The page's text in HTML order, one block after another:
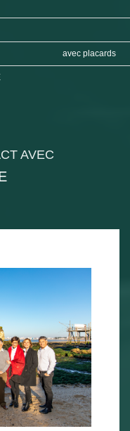
avec placards
AVEC